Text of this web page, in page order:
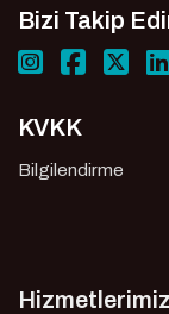
Bizi Takip
KVKK
Bilgilendirme
Hizmetlerimiz